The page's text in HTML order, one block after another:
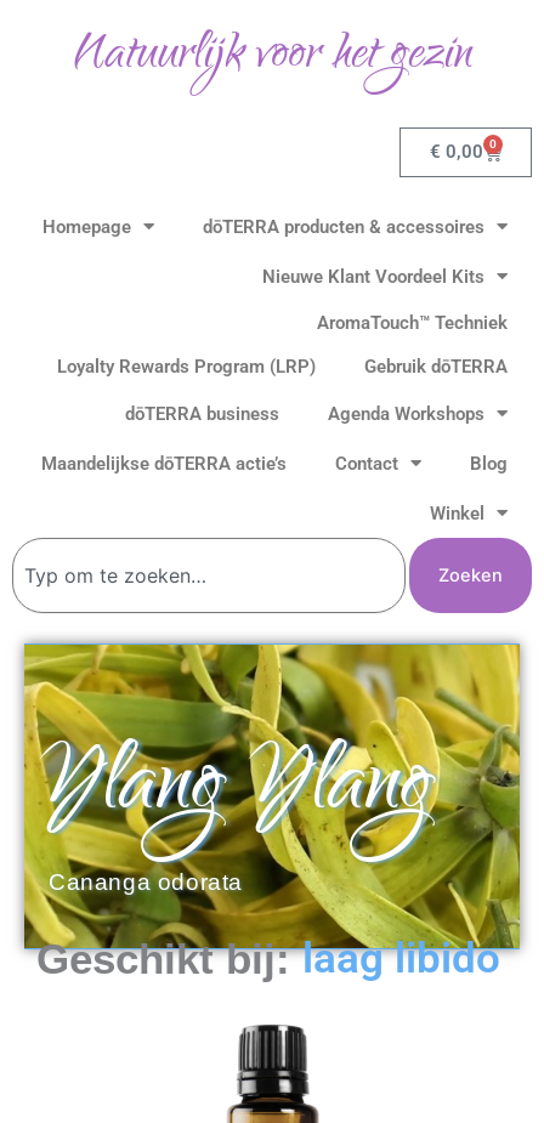
Natuurlijk voor het gezin
€ 0,00 0
Homepage dōTERRA producten & accessoires
Nieuwe Klant Voordeel Kits
AromaTouch™ Techniek
Loyalty Rewards Program (LRP)
Gebruik dōTERRA
dōTERRA business Agenda Workshops
Maandelijkse dōTERRA actie’s Contact Blog
Winkel
Zoeken
Zoeken
Ylang Ylang
Cananga odorata
Geschikt bij: laag libido